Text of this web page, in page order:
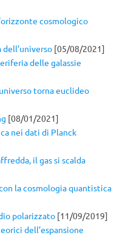
cosmologico
dell’universo [05/08/2021]
delle galassie
torna euclideo
[08/01/2021]
nei dati di Planck
il gas si scalda
la cosmologia quantistica
polarizzato [11/09/2019]
dell’espansione